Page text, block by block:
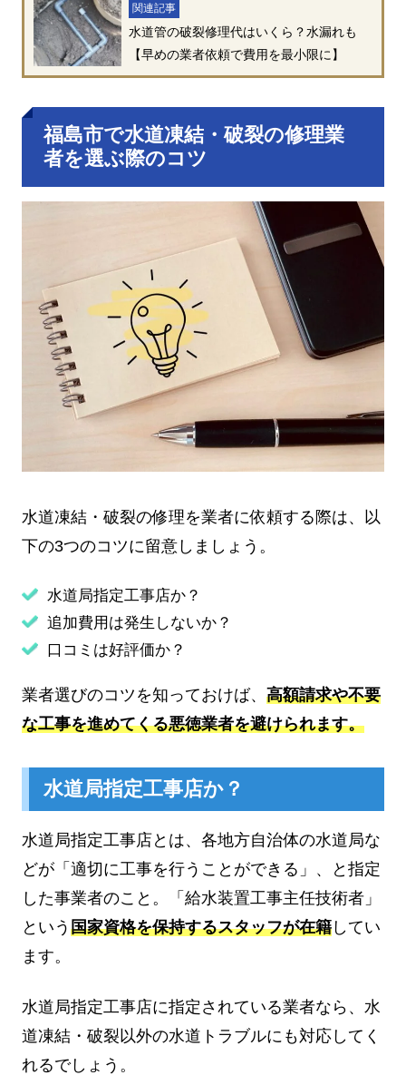
関連記事
水道管の破裂修理代はいくら？水漏れも
【早めの業者依頼で費用を最小限に】
福島市で水道凍結・破裂の修理業
者を選ぶ際のコツ
水道凍結・破裂の修理を業者に依頼する際は、以
下の3つのコツに留意しましょう。
水道局指定工事店か？
追加費用は発生しないか？
口コミは好評価か？
業者選びのコツを知っておけば、 高額請求や不要
な工事を進めてくる悪徳業者を避けられます。
水道局指定工事店か？
水道局指定工事店とは、各地方自治体の水道局な
どが「適切に工事を行うことができる」、と指定
した事業者のこと。「給水装置工事主任技術者」
という 国家資格を保持するスタッフが在籍 してい
ます。
水道局指定工事店に指定されている業者なら、水
道凍結・破裂以外の水道トラブルにも対応してく
れるでしょう。